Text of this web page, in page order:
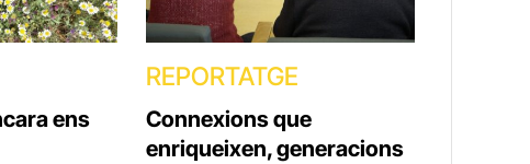
ens
REPORTATGE
Connexions que
enriqueixen, generacions